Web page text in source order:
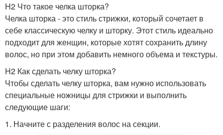
H2 Что такое челка шторка?
Челка шторка - это стиль стрижки, который сочетает в
себе классическую челку и шторку. Этот стиль идеально
подходит для женщин, которые хотят сохранить длину
волос, но при этом добавить немного объема и текстуры.
H2 Как сделать челку шторка?
Чтобы сделать челку шторка, вам нужно использовать
специальные ножницы для стрижки и выполнить
следующие шаги:
1. Начните с разделения волос на секции.